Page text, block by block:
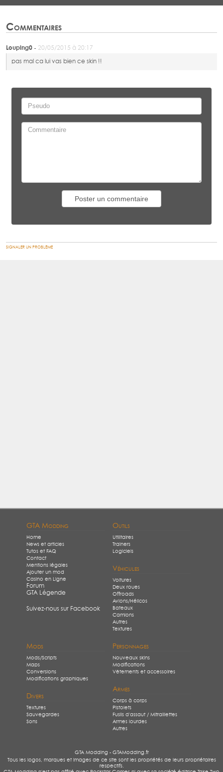
Commentaires
Louping0 - 20/05/2015 à 20:17
pas mal ca lui vas bien ce skin !!
SIGNALER UN PROBLÈME
GTA Modding
Home
News et articles
Tutos et FAQ
Contact
Mentions légales
Ajouter un mod
Casino en Ligne
Forum
GTA Légende
Suivez-nous sur Facebook
Outils
Utilitaires
Trainers
Logiciels
Véhicules
Voitures
Deux roues
Offroads
Avions/Hélicos
Bateaux
Camions
Autres
Textures
Mods
Mods/Scripts
Maps
Conversions
Modifications graphiques
Divers
Textures
Sauvegardes
Sons
Personnages
Nouveaux skins
Modifications
Vêtements et accessoires
Armes
Corps à corps
Pistolets
Fusils d'assaut / Mitraillettes
Armes lourdes
Autres
GTA Modding - GTAModding.fr
Tous les logos, marques et images de ce site sont les propriétés de leurs propriétaires
respectifs.